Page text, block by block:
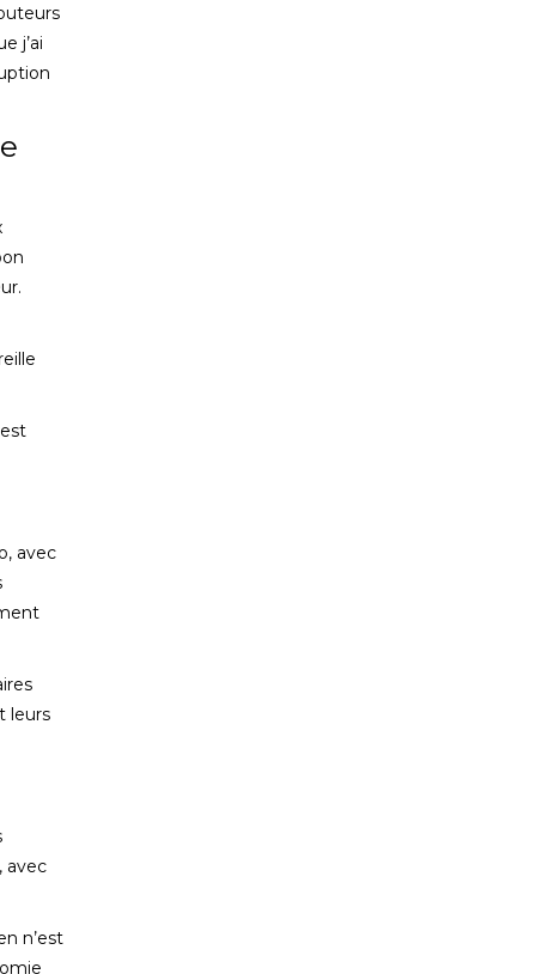
j’ai
avec
leurs
avec
n’est